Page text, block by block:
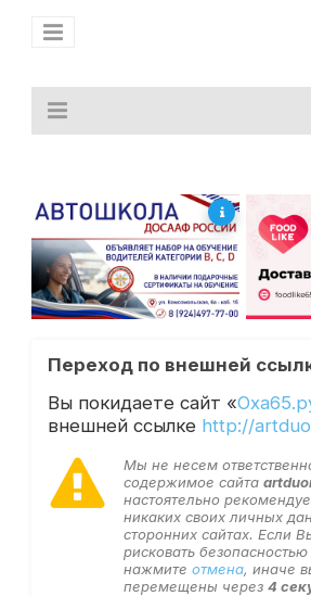
Переход по внешней
Вы покидаете сайт «
внешней ссылке http://
Мы не несем
содержимое сайта
настоятельно
никаких своих личных
сторонних сайтах. Если
рисковать
нажмите отмена, иначе
перемещены через 4